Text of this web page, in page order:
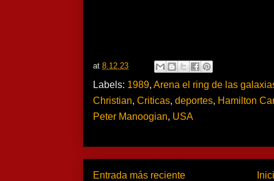
at 8.12.23
Labels: 1989, Arena el ring de las
Christian, Criticas, deportes, Hamilton
Peter Manoogian, USA
Entrada más reciente